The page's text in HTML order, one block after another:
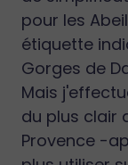
pour les
étiquette
Gorges de
Mais
du plus clair
Provence -